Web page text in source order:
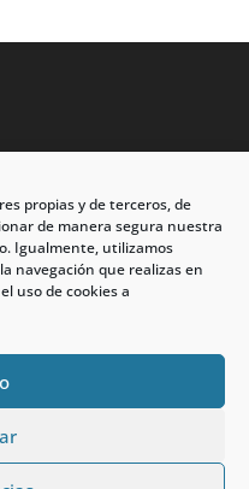
propias y de terceros, de
de manera segura nuestra
Igualmente, utilizamos
navegación que realizas en
uso de cookies a
nº67 – Esq. Río de
95